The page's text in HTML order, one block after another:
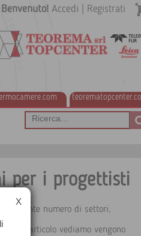
Benvenuto! Accedi Registrati
per i progettisti
crescente numero di settori,
articolo vediamo vengono
X